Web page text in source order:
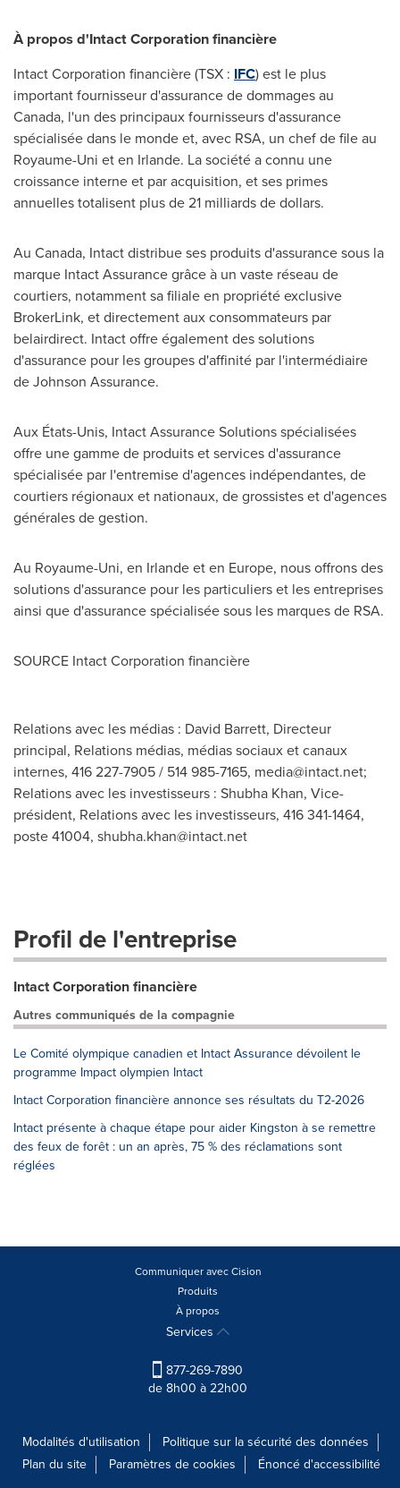
À propos d'Intact Corporation financière
Intact Corporation financière (TSX : IFC) est le plus
important fournisseur d'assurance de dommages au
Canada, l'un des principaux fournisseurs d'assurance
spécialisée dans le monde et, avec RSA, un chef de file au
Royaume-Uni et en Irlande. La société a connu une
croissance interne et par acquisition, et ses primes
annuelles totalisent plus de 21 milliards de dollars.
Au Canada, Intact distribue ses produits d'assurance sous la
marque Intact Assurance grâce à un vaste réseau de
courtiers, notamment sa filiale en propriété exclusive
BrokerLink, et directement aux consommateurs par
belairdirect. Intact offre également des solutions
d'assurance pour les groupes d'affinité par l'intermédiaire
de Johnson Assurance.
Aux États-Unis, Intact Assurance Solutions spécialisées
offre une gamme de produits et services d'assurance
spécialisée par l'entremise d'agences indépendantes, de
courtiers régionaux et nationaux, de grossistes et d'agences
générales de gestion.
Au Royaume-Uni, en Irlandeet en Europe, nous offrons des
solutions d'assurance pour les particuliers et les entreprises
ainsi que d'assurance spécialisée sous les marques de RSA.
SOURCE Intact Corporation financière
Relations avec les médias : David Barrett, Directeur
principal, Relations médias, médias sociaux et canaux
internes, 416 227-7905 / 514 985-7165, media@intact.net;
Relations avec les investisseurs : Shubha Khan, Vice-
président, Relations avec les investisseurs, 416 341-1464,
poste 41004, shubha.khan@intact.net
Profil de l'entreprise
Intact Corporation financière
Autres communiqués de la compagnie
Le Comité olympique canadien et Intact Assurance dévoilent le
programme Impact olympien Intact
Intact Corporation financière annonce ses résultats du T2-2026
Intact présente à chaque étape pour aider Kingston à se remettre
des feux de forêt : un an après, 75 % des réclamations sont
réglées
Communiquer avec Cision
Produits
À propos
Services
877-269-7890
de 8h00 à 22h00
Modalités d'utilisation
Politique sur la sécurité des données
Plan du site
Paramètres de cookies
Énoncé d'accessibilité